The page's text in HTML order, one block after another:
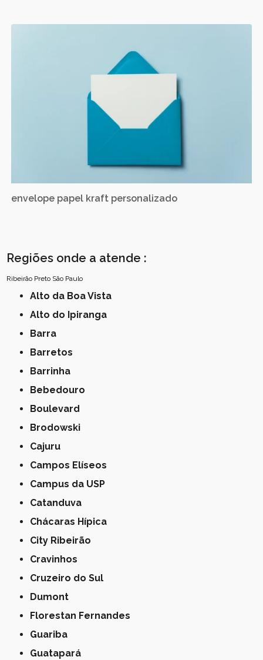
envelope papel kraft personalizado
Regiões onde a atende :
Ribeirão Preto São Paulo
Alto da Boa Vista
Alto do Ipiranga
Barra
Barretos
Barrinha
Bebedouro
Boulevard
Brodowski
Cajuru
Campos Elíseos
Campus da USP
Catanduva
Chácaras Hípica
City Ribeirão
Cravinhos
Cruzeiro do Sul
Dumont
Florestan Fernandes
Guariba
Guatapará